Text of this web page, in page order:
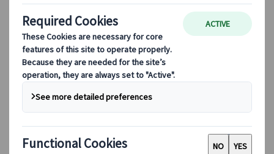
Blog
Consejos de viaje para cada temporada
Destinos destacados
Perspectivas culturales
Experiencias gastronómicas
Recorre Japón en tren
Preguntas frecuentes
Información práctica
Etiqueta en Japón
Conducir en Japón
Reservar con nosotros
Japan Rail Pass
Alojamiento
Asesoramiento virtual